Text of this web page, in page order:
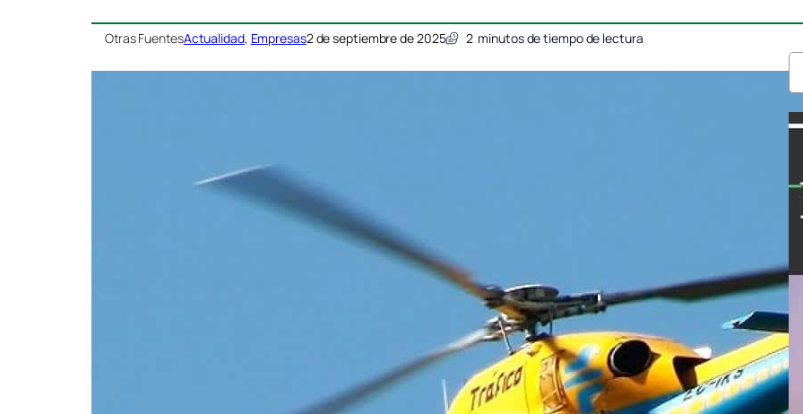
Otras FuentesActualidad, Empresas2 de septiembre de 2025 2 minutos de tiempo de lectura